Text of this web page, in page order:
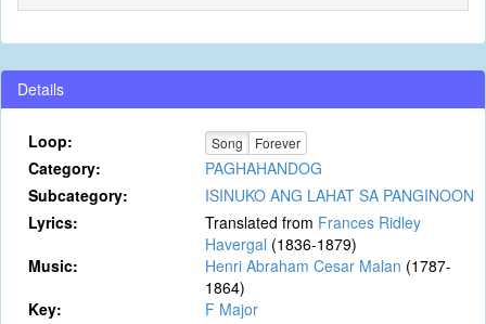
Details
Loop: Song Forever
Category:
PAGHAHANDOG
Subcategory:
ISINUKO ANG LAHAT SA PANGINOON
Lyrics:
Translated from Frances Ridley
Havergal (1836-1879)
Music:
Henri Abraham Cesar Malan (1787-
1864)
Key:
F Major